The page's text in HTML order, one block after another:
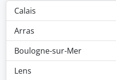
Calais
Arras
Boulogne-sur-Mer
Lens